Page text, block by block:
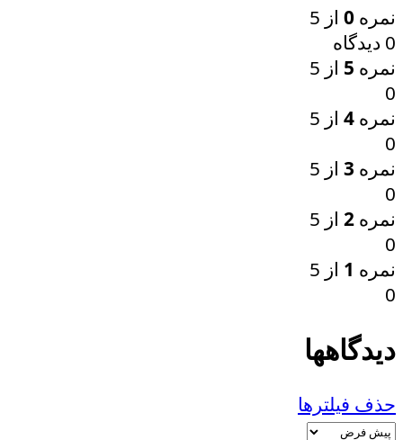
نمره 0 از 5
0 دیدگاه
نمره 5 از 5
0
نمره 4 از 5
0
نمره 3 از 5
0
نمره 2 از 5
0
نمره 1 از 5
0
دیدگاهها
حذف فیلترها